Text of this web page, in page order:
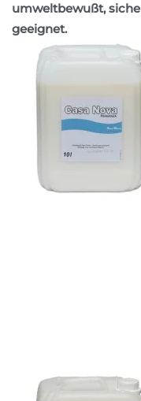
umweltbewußt,
geeignet.